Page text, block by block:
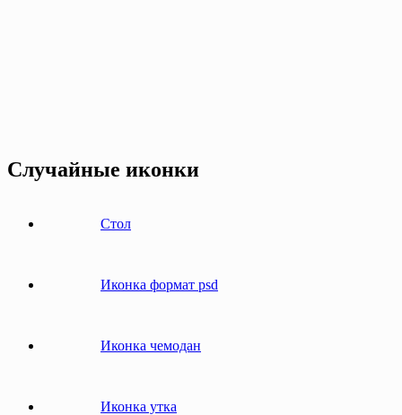
Случайные иконки
Стол
Иконка формат psd
Иконка чемодан
Иконка утка